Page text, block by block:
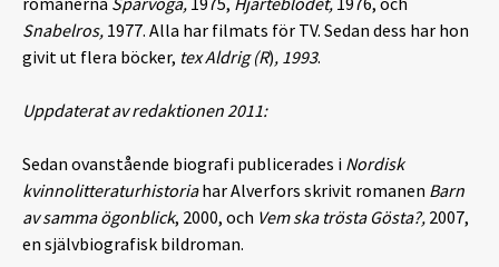
Snabelros, 1977. Alla har filmats för TV. Sedan dess har hon
givit ut flera böcker, tex Aldrig (R), 1993.
Uppdaterat av redaktionen 2011:
Sedan ovanstående biografi publicerades i Nordisk
kvinnolitteraturhistoriahar Alverfors skrivit romanen Barn
av samma ögonblick, 2000, och Vem ska trösta Gösta?, 2007,
en självbiografisk bildroman.